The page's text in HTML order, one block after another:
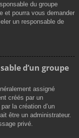
du groupe
et pourra vous demander
un responsable de
d’un groupe
assigné
créés par un
la création d’un
être un administrateur.
privé.